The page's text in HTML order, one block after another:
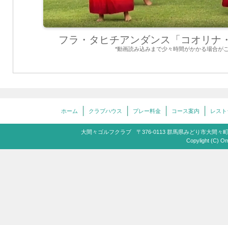
フラ・タヒチアンダンス「コオリナ
*動画読み込みまで少々時間がかかる場合が
ホーム クラブハウス プレー料金 コース案内 レス
大間々ゴルフクラブ
〒376-0113 群馬県みどり市大間々
Copylight (C)